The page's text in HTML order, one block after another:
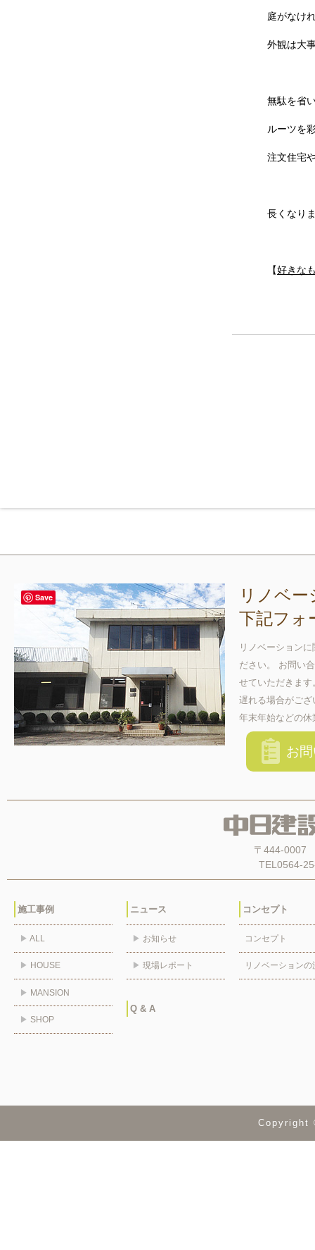
庭がなけ
外観は大
無駄を省
ルーツを
注文住宅
長くなり
【好きな
リノベ
下記フォ
リノベーション
ださい。 お問い
せていただきま
遅れる場合がござ
年末年始などの
お問
〒444-0007
TEL0564-
施工事例
▶ ALL
▶ HOUSE
▶ MANSION
▶ SHOP
ニュース
▶ お知らせ
▶ 現場レポート
Q & A
コンセプト
コンセプト
リノベーションの
Copyright
Save